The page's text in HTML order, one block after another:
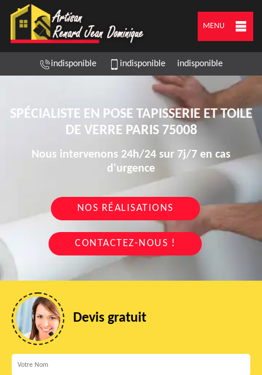
MENU
indisponible indisponible indisponible
SPÉCIALISTE EN POSE TAPISSERIE ET TOILE
DE VERRE PARIS 75008
Nous intervenons 24h/24 sur 7j/7 en cas
d'urgence
NOS RÉALISATIONS
CONTACTEZ-NOUS !
Devis gratuit